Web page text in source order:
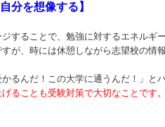
分を想像する】
することで、勉強に対するエネルギ
が、時には休憩しながら志望校の情
るんだ！この大学に通うんだ！」と
ることも受験対策で大切なことです